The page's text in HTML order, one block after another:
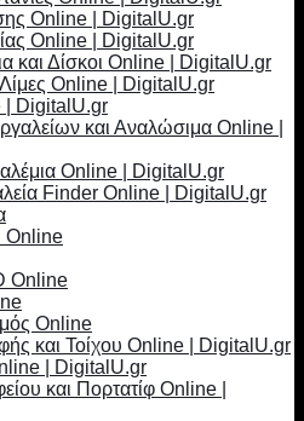
Online | DigitalU.gr
Online | DigitalU.gr
και Δίσκοι Online | DigitalU.gr
Λίμες Online | DigitalU.gr
| DigitalU.gr
και Αναλώσιμα Online |
Online | DigitalU.gr
Finder Online | DigitalU.gr
Online
Online
Online
και Τοίχου Online | DigitalU.gr
| DigitalU.gr
και Πορτατίφ Online |